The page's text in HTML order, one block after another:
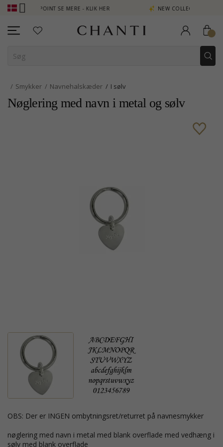
POINT SE MERE - KLIK HER NEW COLLECTION | AURA
Smykker Navnehalskæder I sølv
Nøglering med navn i metal og sølv
OBS: Der er INGEN ombytningsret/returret på navnesmykker
nøglering med navn i metal med blank overflade med vedhæng i
sølv med blank overflade